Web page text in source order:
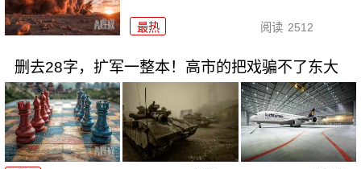
最热 阅读 2512
删去28字，扩军一整本！高市的把戏骗不了东大